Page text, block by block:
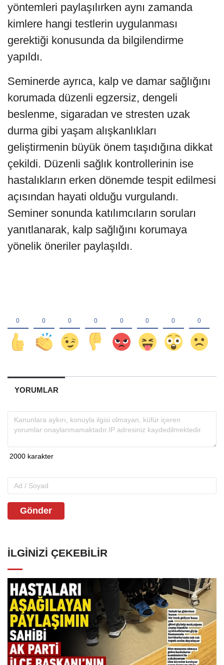
yöntemleri paylaşılırken aynı zamanda
kimlere hangi testlerin uygulanması
gerektiği konusunda da bilgilendirme
yapıldı.
Seminerde ayrıca, kalp ve damar sağlığını
korumada düzenli egzersiz, dengeli
beslenme, sigaradan ve stresten uzak
durma gibi yaşam alışkanlıkları
geliştirmenin büyük önem taşıdığına dikkat
çekildi. Düzenli sağlık kontrollerinin ise
hastalıkların erken dönemde tespit edilmesi
açısından hayati olduğu vurgulandı.
Seminer sonunda katılımcıların soruları
yanıtlanarak, kalp sağlığını korumaya
yönelik öneriler paylaşıldı.
YORUMLAR
Gönder
İLGINIZI ÇEKEBILIR